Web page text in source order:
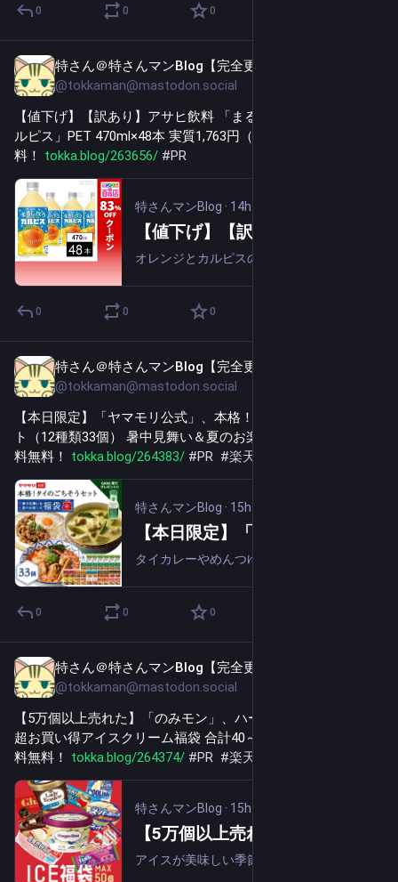
0 0 0
特さん＠特さんマンBlog【完全更新通知用】
@tokkaman@mastodon.social
【値下げ】【訳あり】アサヒ飲料 「まるしぼりオレンジ＆カ
ルピス」PET 470ml×48本 実質1,763円（36.7円/本）送料無
料！ tokka.blog/263656/ #PR
特さんマンBlog · 14h
0 0 0
特さん＠特さんマンBlog【完全更新通知用】
@tokkaman@mastodon.social
【本日限定】「ヤマモリ公式」、本格！タイのごちそうセッ
ト（12種類33個） 暑中見舞い＆夏のお楽しみ福袋 5,000円送
料無料！ tokka.blog/264383/ #PR #楽天お買い物マラソン
特さんマンBlog · 15h
0 0 0
特さん＠特さんマンBlog【完全更新通知用】
@tokkaman@mastodon.social
【5万個以上売れた】「のみモン」、ハーゲンダッツ4個入り
超お買い得アイスクリーム福袋 合計40～50個入り 5,150円送
料無料！ tokka.blog/264374/ #PR #楽天お買い物マラソン
特さんマンBlog · 15h